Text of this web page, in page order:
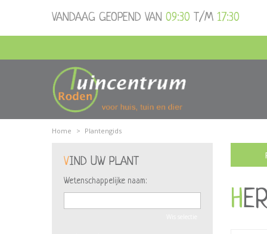
Home > Plantengids
VANDAAG GEOPEND VAN 09:30 T/M 17:30
VIND UW PLANT
Wetenschappelijke naam: